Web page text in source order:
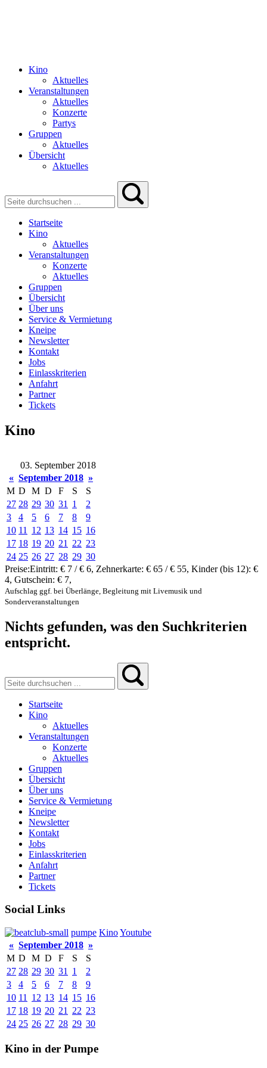
Kino
Aktuelles
Veranstaltungen
Aktuelles
Konzerte
Partys
Gruppen
Aktuelles
Übersicht
Aktuelles
Startseite
Kino
Aktuelles
Veranstaltungen
Konzerte
Aktuelles
Gruppen
Übersicht
Über uns
Service & Vermietung
Kneipe
Newsletter
Kontakt
Jobs
Einlasskriterien
Anfahrt
Partner
Tickets
Kino
03. September 2018
« September 2018 »
M D M D F S
S
27 28 29 30 31 1
2
3
4 5 6 7 8
9
10 11 12 13 14 15 16
17 18 19 20 21 22 23
24 25 26 27 28 29 30
Preise:Eintritt: € 7 / € 6, Zehnerkarte: € 65 / € 55, Kinder (bis 12): €
4, Gutschein: € 7,
Aufschlag ggf. bei Überlänge, Begleitung mit Livemusik und
Sonderveranstaltungen
Nichts gefunden, was den Suchkriterien
entspricht.
Startseite
Kino
Aktuelles
Veranstaltungen
Konzerte
Aktuelles
Gruppen
Übersicht
Über uns
Service & Vermietung
Kneipe
Newsletter
Kontakt
Jobs
Einlasskriterien
Anfahrt
Partner
Tickets
Social Links
pumpe KinoYoutube
« September 2018 »
M D M D F S
S
27 28 29 30 31 1
2
3
4 5 6 7 8
9
10 11 12 13 14 15 16
17 18 19 20 21 22 23
24 25 26 27 28 29 30
Kino in der Pumpe